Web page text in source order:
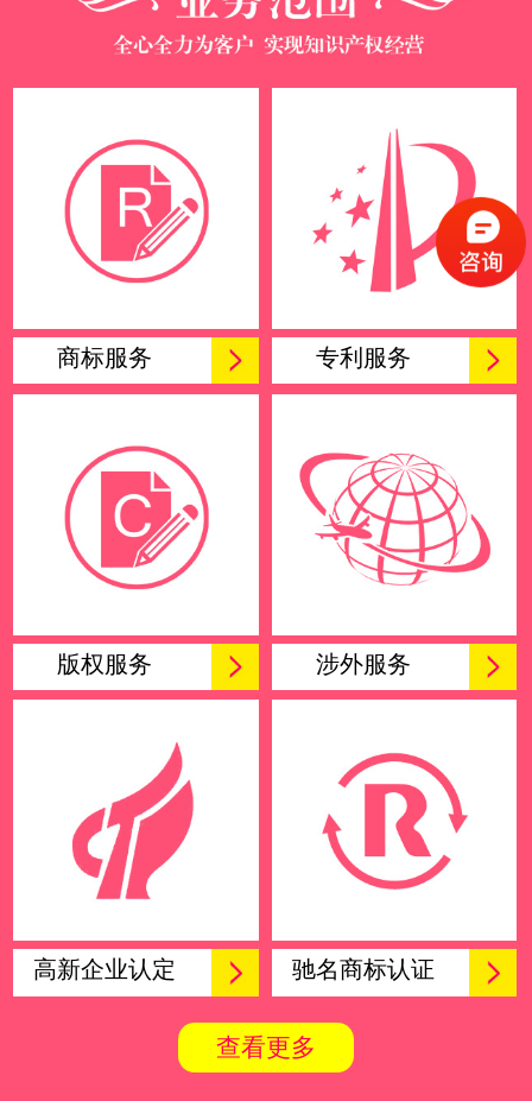
商标服务 专利服务
版权服务 涉外服务
高新企业认定 驰名商标认证
查看更多